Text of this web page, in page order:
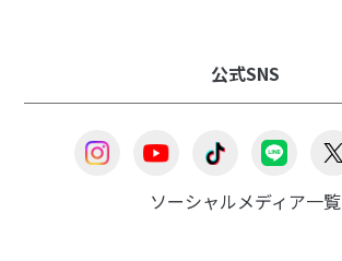
公式SNS
ソーシャルメディア一覧